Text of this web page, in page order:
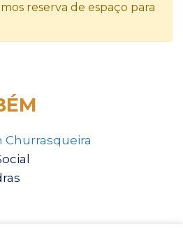
reserva de espaço para
Churrasqueira